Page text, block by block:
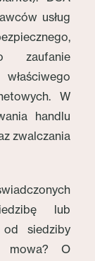
usług
zaufanie
W
handlu
zwalczania
lub
od siedziby
mowa? O